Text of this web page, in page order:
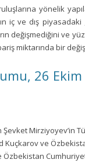
yönelik
iç ve dış
değişmediğini ve
miktarında bir
26
Mirziyoyev’in
Kuçkarov ve